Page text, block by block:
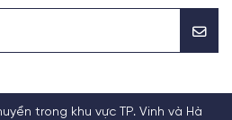
trong khu vực TP. Vinh và Hà